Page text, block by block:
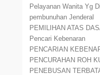
Pelayanan Wanita Yg
pembunuhan Jenderal
PEMILIHAN ATAS
Pencari Kebenaran
PENCARIAN
PENCURAHAN ROH
PENEBUSAN